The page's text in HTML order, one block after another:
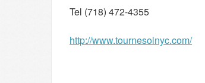
Tel (718) 472-4355
http://www.tournesolnyc.com/